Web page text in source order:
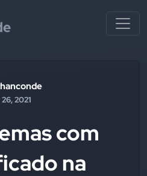
2021
com
na